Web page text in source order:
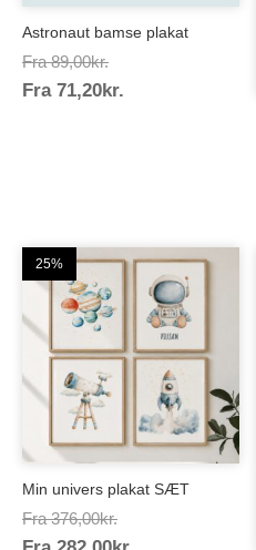
Astronaut bamse plakat
Fra 89,00kr.Prisinterval:
89,00kr.
Fra 71,20kr.
25%
Min univers plakat SÆT
Fra 376,00kr.Prisinterval: